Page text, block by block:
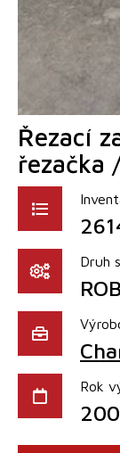
Řezací
řezačka
Druh
Rok